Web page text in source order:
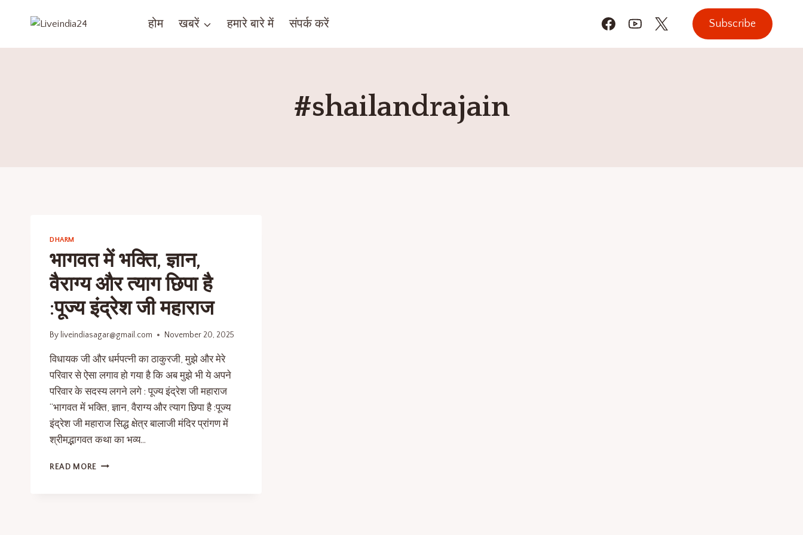
होम खबरें हमारे बारे में संपर्क करें Subscribe
#shailandrajain
DHARM
भागवत में भक्ति, ज्ञान,
वैराग्य और त्याग छिपा है
:पूज्य इंद्रेश जी महाराज
By liveindiasagar@gmail.com November 20, 2025
विधायक जी और धर्मपत्नी का ठाकुरजी, मुझे और मेरे
परिवार से ऐसा लगाव हो गया है कि अब मुझे भी ये अपने
परिवार के सदस्य लगने लगे : पूज्य इंद्रेश जी महाराज
“भागवत में भक्ति, ज्ञान, वैराग्य और त्याग छिपा है :पूज्य
इंद्रेश जी महाराज सिद्ध क्षेत्र बालाजी मंदिर प्रांगण में
श्रीमद्भागवत कथा का भव्य…
READ MORE